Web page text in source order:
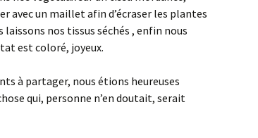
avec un maillet afin d’écraser les plantes
nos tissus séchés , enfin nous
est coloré, joyeux.
à partager, nous étions heureuses
qui, personne n’en doutait, serait